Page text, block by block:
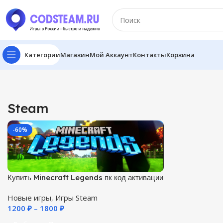
КатегорииМагазинМой АккаунтКонтактыКорзина
Steam
-60%
Купить Minecraft Legends пк код активации
Новые игры, Игры Steam
1200 ₽ – 1800 ₽